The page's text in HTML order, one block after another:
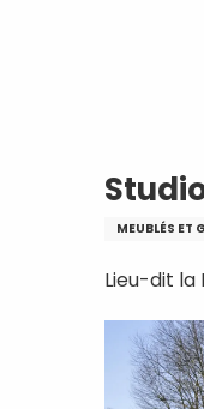
MEUBLÉS ET
Lieu-dit la